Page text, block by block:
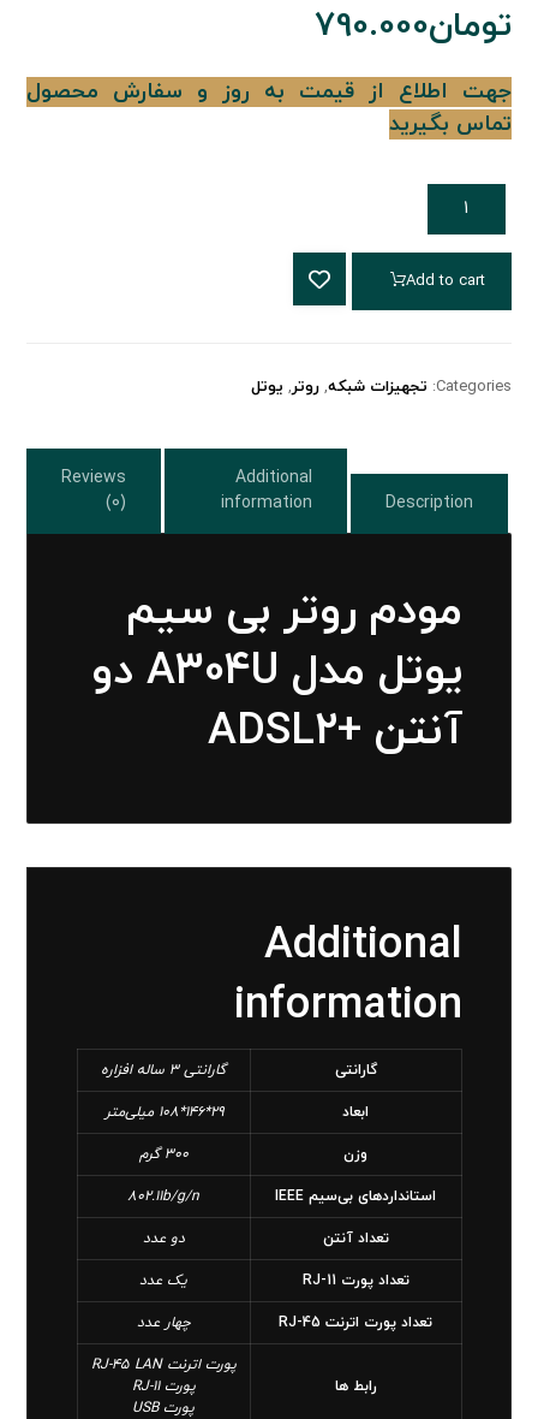
تومان790.000
جهت اطلاع از قیمت به روز و سفارش محصول
تماس بگیرید
Add to cart
Categories: تجهیزات شبکه,روتر, یوتل
Description
Additional
information
Reviews
(0)
مودم روتر بی سیم
یوتل مدل A304U دو
آنتن +ADSL2
Additional
information
گارانتی گارانتی 3 ساله افزاره
ابعاد 29*146*108 میلی‌متر
وزن 300 گرم
استانداردهای بی‌سیم IEEE 802.11b/g/n
تعداد آنتن دو عدد
تعداد پورت RJ-11 یک عدد
تعداد پورت اترنت RJ-45 چهار عدد
رابط ها
پورت اترنت RJ-45 LAN
پورت RJ-11
پورت USB